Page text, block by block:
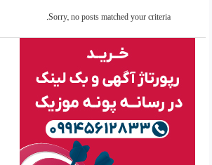
Sorry, no posts matched your criteria.